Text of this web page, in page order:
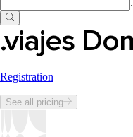
.viajes
Registration
See all pricing